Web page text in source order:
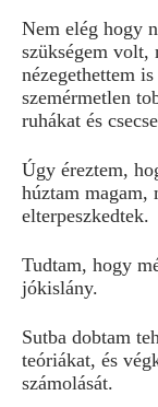
Nem elég hogy
szükségem volt,
nézegethettem
szemérmetlen
ruhákat és
Úgy éreztem,
húztam magam,
elterpeszkedtek.
Tudtam, hogy
jókislány.
Sutba dobtam
teóriákat, és
számolását.